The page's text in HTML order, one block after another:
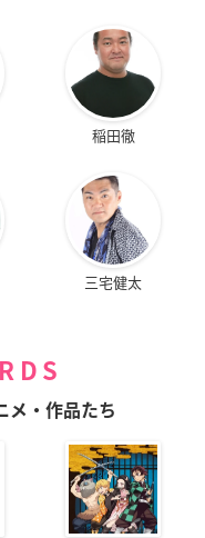
稲田徹
三宅健太
メ・作品たち